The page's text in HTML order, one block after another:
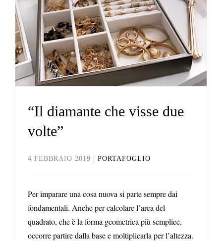
Portafoglio
“Il diamante che visse due
volte”
4 FEBBRAIO 2019 PORTAFOGLIO
Per imparare una cosa nuova si parte sempre dai
fondamentali. Anche per calcolare l’area del
quadrato, che è la forma geometrica più semplice,
occorre partire dalla base e moltiplicarla per l’altezza.